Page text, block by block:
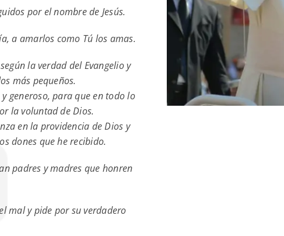
por el nombre de Jesús.
a amarlos como Tú los amas.
la verdad del Evangelio y
más pequeños.
generoso, para que en todo lo
la voluntad de Dios.
en la providencia de Dios y
dones que he recibido.
padres y madres que honren
mal y pide por su verdadero